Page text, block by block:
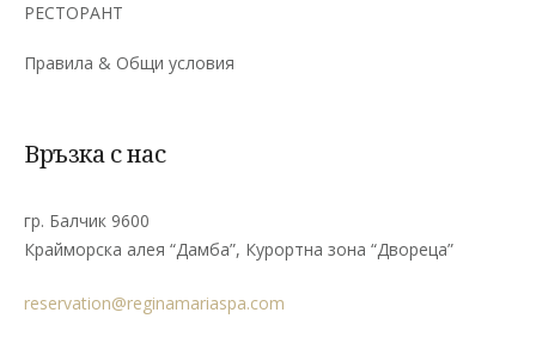
РЕСТОРАНТ
Правила & Общи условия
Връзка с нас
гр. Балчик 9600
Крайморска алея “Дамба”, Курортна зона “Двореца”
reservation@reginamariaspa.com